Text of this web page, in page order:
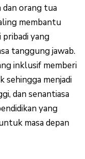
dan orang tua
membantu
pribadi yang
tanggung jawab.
inklusif memberi
sehingga menjadi
dan senantiasa
yang
masa depan